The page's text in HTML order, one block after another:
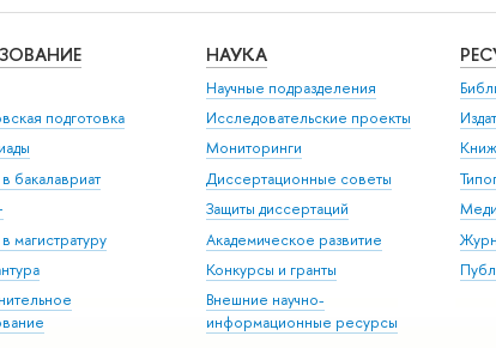
подготовка
бакалавриат
магистратуру
НАУКА
Научные подразделения
Исследовательские проекты
Мониторинги
Диссертационные советы
Защиты диссертаций
Академическое развитие
Конкурсы и гранты
Внешние научно-
информационные ресурсы